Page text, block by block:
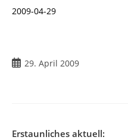
2009-04-29
Beitrag29. April 2009
Erstaunliches aktuell: